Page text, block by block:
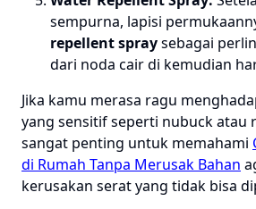
sempurna, lapisi
repellent spraysebagai
dari noda cair di kemudian
Jika kamu merasa ragu
yang sensitif seperti nubuck atau
sangat penting untuk memahami
di Rumah Tanpa Merusak Bahan
kerusakan serat yang tidak bisa